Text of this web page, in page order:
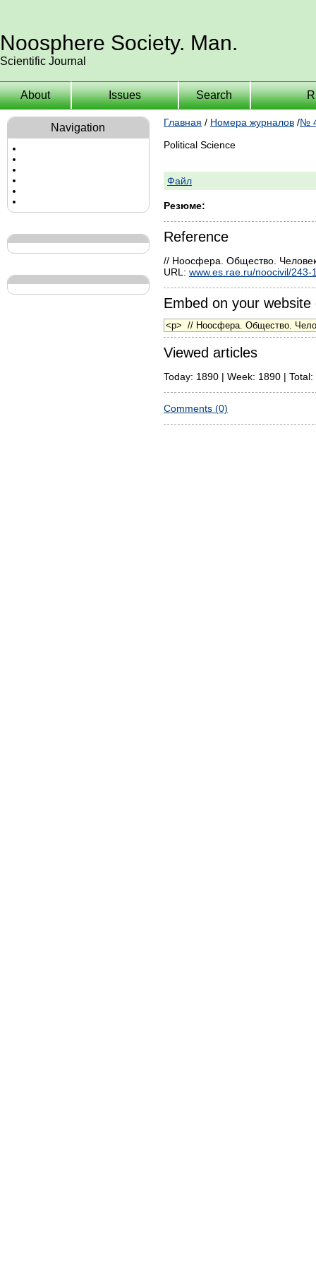
Noosphere Society. Man.
Scientific Journal
About Issues Search
Navigation Главная / Номера журналов /№
Political Science
Файл
Резюме:
Reference
// Ноосфера. Общество.
URL: www.es.rae.ru/noocivil/243-
Embed on your website
Viewed articles
Today: 1890 | Week: 1890 | Total:
Comments (0)